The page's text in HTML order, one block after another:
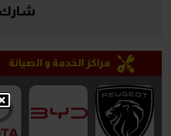
مراكز الخدمة و الصيانة